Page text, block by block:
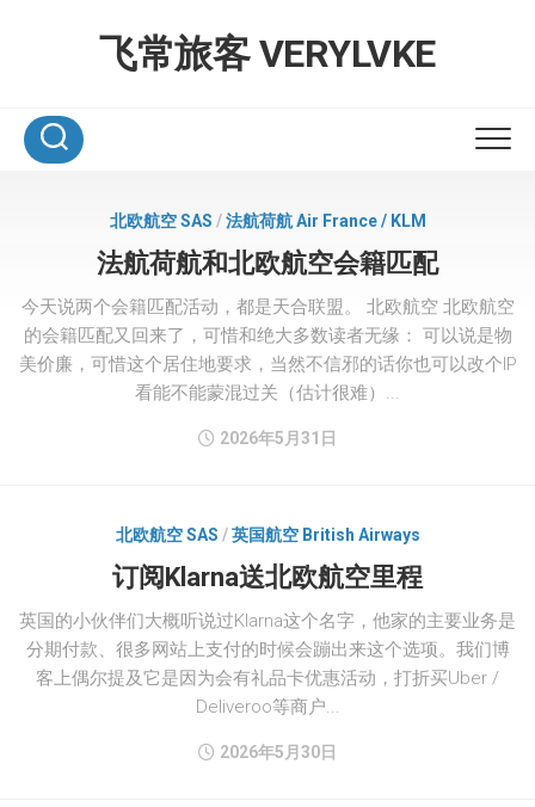
飞常旅客 VERYLVKE
北欧航空 SAS /法航荷航 Air France / KLM
法航荷航和北欧航空会籍匹配
今天说两个会籍匹配活动，都是天合联盟。 北欧航空 北欧航空
的会籍匹配又回来了，可惜和绝大多数读者无缘： 可以说是物
美价廉，可惜这个居住地要求，当然不信邪的话你也可以改个IP
看能不能蒙混过关（估计很难）...
2026年5月31日
北欧航空 SAS /英国航空 British Airways
订阅Klarna送北欧航空里程
英国的小伙伴们大概听说过Klarna这个名字，他家的主要业务是
分期付款、很多网站上支付的时候会蹦出来这个选项。我们博
客上偶尔提及它是因为会有礼品卡优惠活动，打折买Uber /
Deliveroo等商户...
2026年5月30日